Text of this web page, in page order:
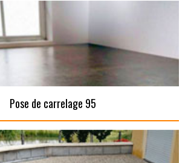
Pose de carrelage 95